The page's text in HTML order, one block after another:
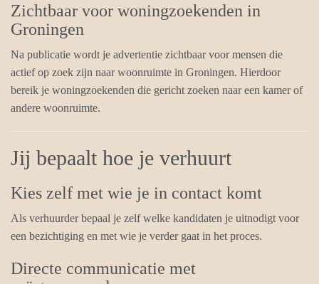
Zichtbaar voor woningzoekenden in
Groningen
Na publicatie wordt je advertentie zichtbaar voor mensen die
actief op zoek zijn naar woonruimte in Groningen. Hierdoor
bereik je woningzoekenden die gericht zoeken naar een kamer of
andere woonruimte.
Jij bepaalt hoe je verhuurt
Kies zelf met wie je in contact komt
Als verhuurder bepaal je zelf welke kandidaten je uitnodigt voor
een bezichtiging en met wie je verder gaat in het proces.
Directe communicatie met